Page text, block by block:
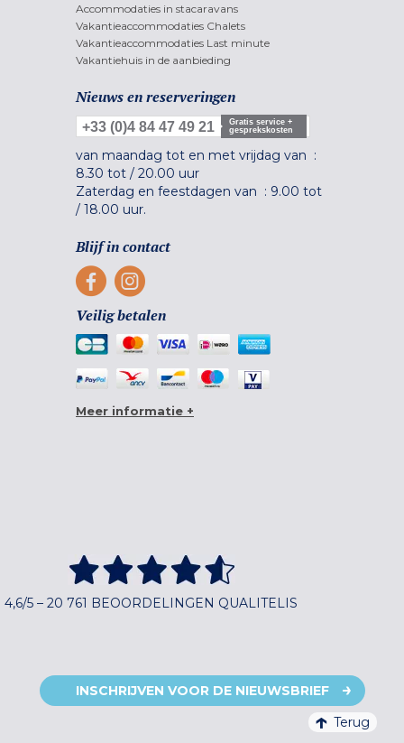
Accommodaties in stacaravans
Vakantieaccommodaties Chalets
Vakantieaccommodaties Last minute
Vakantiehuis in de aanbieding
Nieuws en reserveringen
+33 (0)4 84 47 49 21
Gratis service +
gesprekskosten
van maandag tot en met vrijdag van :
8.30 tot / 20.00 uur
Zaterdag en feestdagen van : 9.00 tot
/ 18.00 uur.
Blijf in contact
Veilig betalen
Meer informatie +
4,6/5 – 20 761 BEOORDELINGEN QUALITELIS
INSCHRIJVEN VOOR DE NIEUWSBRIEF
Terug